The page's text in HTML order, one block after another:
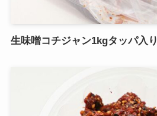
生味噌コチジャン1kgタッパ入り